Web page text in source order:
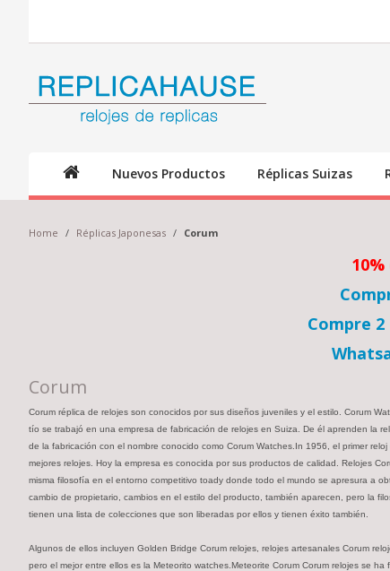
Nuevos Productos Réplicas Suizas
Home / Réplicas Japonesas / Corum
Compre
Corum
Corum réplica de relojes son conocidos por sus diseños juveniles y el estilo. Corum
tío se trabajó en una empresa de fabricación de relojes en Suiza. De él aprenden la
de la fabricación con el nombre conocido como Corum Watches.In 1956, el primer
mejores relojes. Hoy la empresa es conocida por sus productos de calidad. Relojes
misma filosofía en el entorno competitivo toady donde todo el mundo se apresura a
cambio de propietario, cambios en el estilo del producto, también aparecen, pero la
tienen una lista de colecciones que son liberadas por ellos y tienen éxito también.
Algunos de ellos incluyen Golden Bridge Corum relojes, relojes artesanales Corum
pero el mejor entre ellos es la Meteorito watches.Meteorite Corum Corum relojes se